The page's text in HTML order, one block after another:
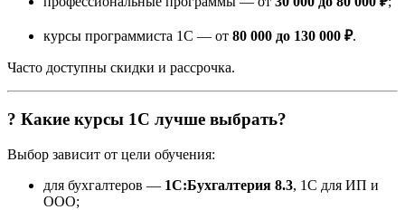
курсы программиста 1С — от 80 000 до 130 000 ₽.
Часто доступны скидки и рассрочка.
? Какие курсы 1С лучше выбрать?
Выбор зависит от цели обучения:
для бухгалтеров — 1С:Бухгалтерия 8.3, 1С для ИП и
ООО;